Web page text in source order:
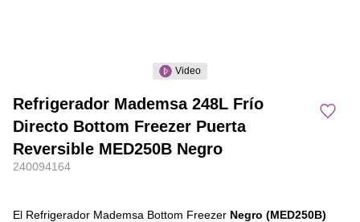
Video
Refrigerador Mademsa 248L Frío
Directo Bottom Freezer Puerta
Reversible MED250B Negro
240094164
El Refrigerador Mademsa Bottom Freezer Negro (MED250B)